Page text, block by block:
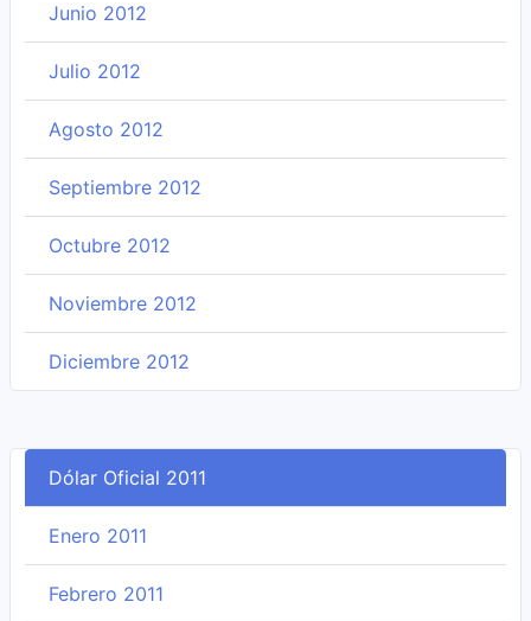
Junio 2012
Julio 2012
Agosto 2012
Septiembre 2012
Octubre 2012
Noviembre 2012
Diciembre 2012
Dólar Oficial 2011
Enero 2011
Febrero 2011